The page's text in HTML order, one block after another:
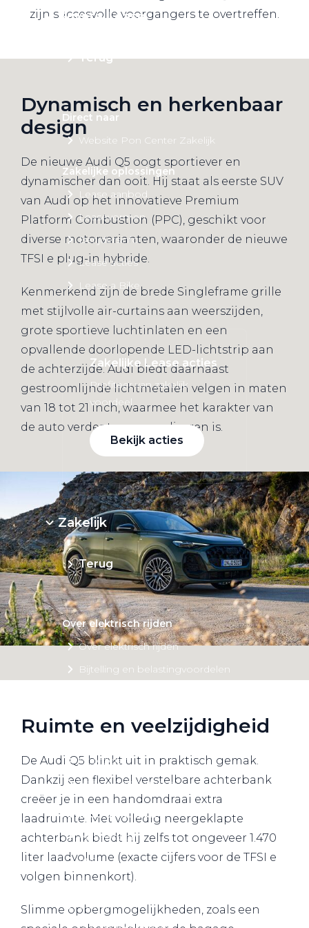
Private Lease
Terug
Direct naar
Website Pon Center Zakelijk
Zakelijke oplossingen
Lease aanbod
Leasevormen
Berijdersinfo
Lease acties
Lease a Bike
Zakelijke Lease acties
Profiteer van zakelijk
voordeel
Bekijk acties
Zakelijk
Terug
Over elektrisch rijden
Over elektrisch rijden
Bijtelling en belastingvoordelen
Shuttel laadoplossingen
Voordelen
Veelgestelde vragen
Aanbod elektrisch
Volkswagen
Audi
Škoda
CUPRA
zijn succesvolle voorgangers te overtreffen.
Dynamisch en herkenbaar
design
De nieuwe Audi Q5 oogt sportiever en
dynamischer dan ooit. Hij staat als eerste SUV
van Audi op het innovatieve Premium
Platform Combustion (PPC), geschikt voor
diverse motorvarianten, waaronder de nieuwe
TFSI e plug-in hybride.
Kenmerkend zijn de brede Singleframe grille
met stijlvolle air-curtains aan weerszijden,
grote sportieve luchtinlaten en een
opvallende doorlopende LED-lichtstrip aan
de achterzijde. Audi biedt daarnaast
gestroomlijnde lichtmetalen velgen in maten
van 18 tot 21 inch, waarmee het karakter van
de auto verder te personaliseren is.
Ruimte en veelzijdigheid
De Audi Q5 blinkt uit in praktisch gemak.
Dankzij een flexibel verstelbare achterbank
creëer je in een handomdraai extra
laadruimte. Met volledig neergeklapte
achterbank biedt hij zelfs tot ongeveer 1.470
liter laadvolume (exacte cijfers voor de TFSI e
volgen binnenkort).
Slimme opbergmogelijkheden, zoals een